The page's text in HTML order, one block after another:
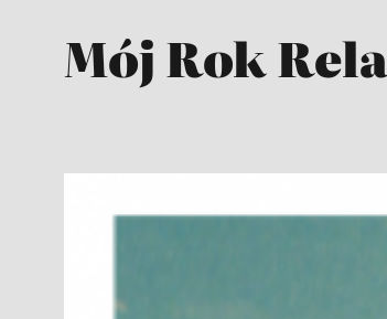
Mój Rok